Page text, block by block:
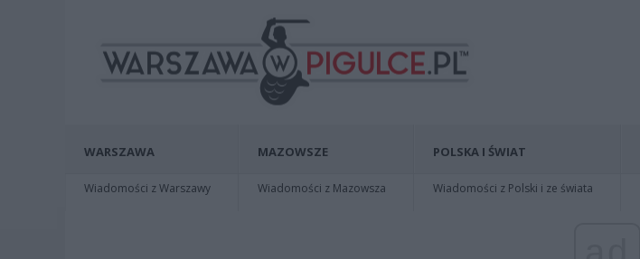
WARSZAWA
Wiadomości z Warszawy
MAZOWSZE
Wiadomości z Mazowsza
POLSKA I ŚWIAT
Wiadomości z Polski i ze świata